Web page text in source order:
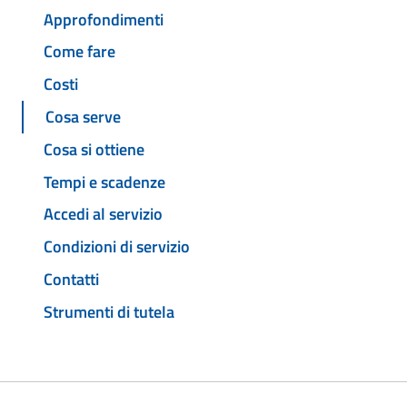
Approfondimenti
Come fare
Costi
Cosa serve
Cosa si ottiene
Tempi e scadenze
Accedi al servizio
Condizioni di servizio
Contatti
Strumenti di tutela